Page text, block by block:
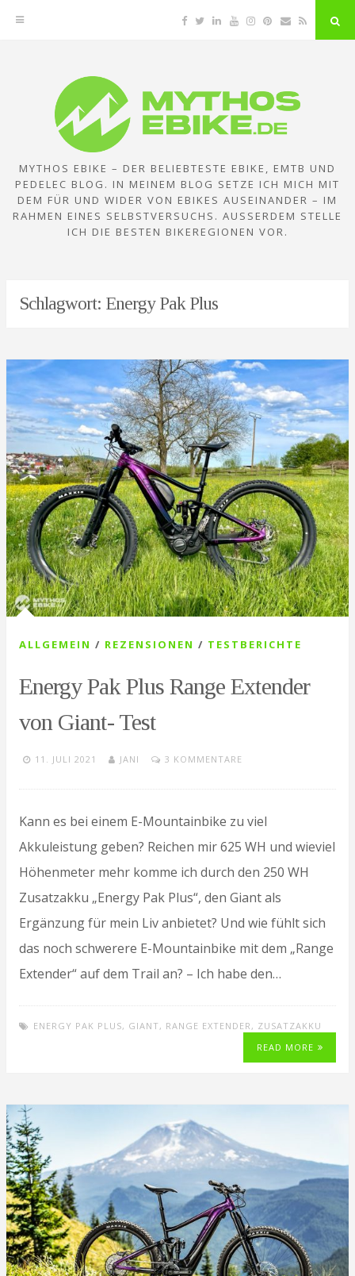
Facebook
TwitterLinkedinYouTubeInstagram
Pinterest
EmailRSS
MYTHOS EBIKE – DER BELIEBTESTE EBIKE, EMTB UND
PEDELEC BLOG. IN MEINEM BLOG SETZE ICH MICH MIT
DEM FÜR UND WIDER VON EBIKES AUSEINANDER – IM
RAHMEN EINES SELBSTVERSUCHS. AUSSERDEM STELLE I
CH DIE BESTEN BIKEREGIONEN VOR.
Schlagwort: Energy Pak Plus
ALLGEMEIN / REZENSIONEN / TESTBERICHTE
Energy Pak Plus Range Extender
von Giant- Test
11. JULI 2021 JANI 3 KOMMENTARE
Kann es bei einem E-Mountainbike zu viel
Akkuleistung geben? Reichen mir 625 WH und wieviel
Höhenmeter mehr komme ich durch den 250 WH
Zusatzakku „Energy Pak Plus“, den Giant als
Ergänzung für mein Liv anbietet? Und wie fühlt sich
das noch schwerere E-Mountainbike mit dem „Range
Extender“ auf dem Trail an? – Ich habe den…
ENERGY PAK PLUS, GIANT , RANGE EXTENDER , ZUSATZAKKU
READ MORE